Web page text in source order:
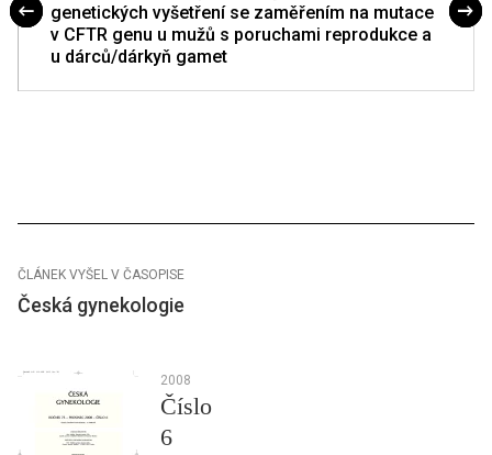
genetických vyšetření se zaměřením na mutace
v CFTR genu u mužů s poruchami reprodukce a
u dárců/dárkyň gamet
ČLÁNEK VYŠEL V ČASOPISE
Česká gynekologie
2008
Číslo
6